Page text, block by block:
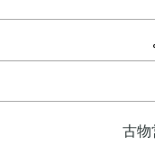
古物